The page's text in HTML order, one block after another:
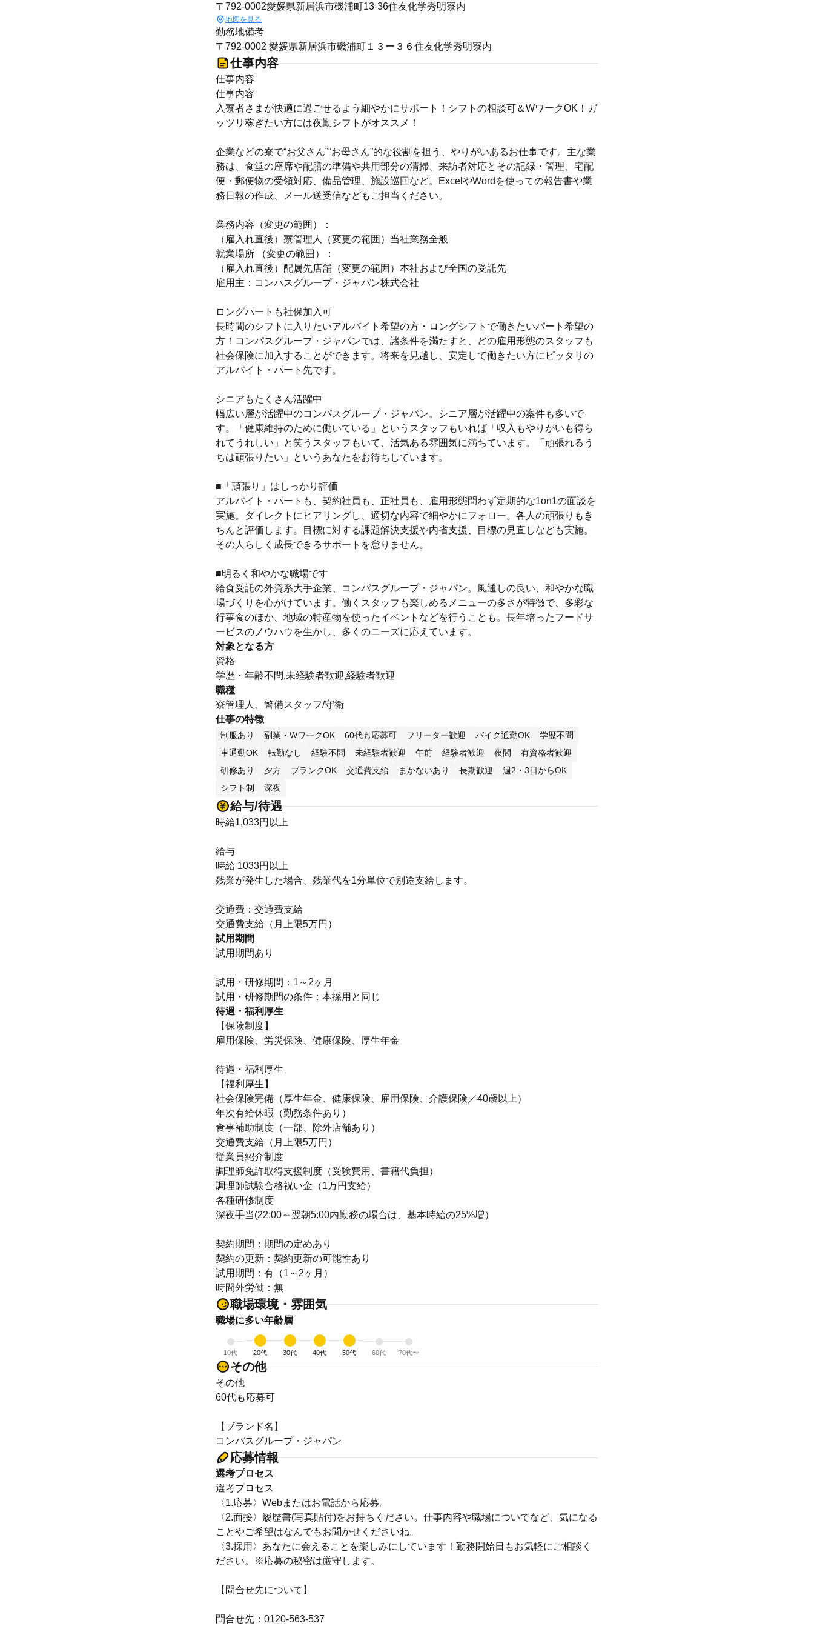
〒792-0002愛媛県新居浜市磯浦町13-36住友化学秀明寮内
地図を見る
勤務地備考
〒792-0002 愛媛県新居浜市磯浦町１３ー３６住友化学秀明寮内
仕事内容
仕事内容
仕事内容
入寮者さまが快適に過ごせるよう細やかにサポート！シフトの相談可＆WワークOK！ガ
ッツリ稼ぎたい方には夜勤シフトがオススメ！
企業などの寮で“お父さん”“お母さん”的な役割を担う、やりがいあるお仕事です。主な業
務は、食堂の座席や配膳の準備や共用部分の清掃、来訪者対応とその記録・管理、宅配
便・郵便物の受領対応、備品管理、施設巡回など。ExcelやWordを使っての報告書や業
務日報の作成、メール送受信などもご担当ください。
業務内容（変更の範囲）：
（雇入れ直後）寮管理人（変更の範囲）当社業務全般
就業場所 （変更の範囲）：
（雇入れ直後）配属先店舗（変更の範囲）本社および全国の受託先
雇用主：コンパスグループ・ジャパン株式会社
ロングパートも社保加入可
長時間のシフトに入りたいアルバイト希望の方・ロングシフトで働きたいパート希望の
方！コンパスグループ・ジャパンでは、諸条件を満たすと、どの雇用形態のスタッフも
社会保険に加入することができます。将来を見越し、安定して働きたい方にピッタリの
アルバイト・パート先です。
シニアもたくさん活躍中
幅広い層が活躍中のコンパスグループ・ジャパン。シニア層が活躍中の案件も多いで
す。「健康維持のために働いている」というスタッフもいれば「収入もやりがいも得ら
れてうれしい」と笑うスタッフもいて、活気ある雰囲気に満ちています。「頑張れるう
ちは頑張りたい」というあなたをお待ちしています。
■「頑張り」はしっかり評価
アルバイト・パートも、契約社員も、正社員も、雇用形態問わず定期的な1on1の面談を
実施。ダイレクトにヒアリングし、適切な内容で細やかにフォロー。各人の頑張りもき
ちんと評価します。目標に対する課題解決支援や内省支援、目標の見直しなども実施。
その人らしく成長できるサポートを怠りません。
■明るく和やかな職場です
給食受託の外資系大手企業、コンパスグループ・ジャパン。風通しの良い、和やかな職
場づくりを心がけています。働くスタッフも楽しめるメニューの多さが特徴で、多彩な
行事食のほか、地域の特産物を使ったイベントなどを行うことも。長年培ったフードサ
ービスのノウハウを生かし、多くのニーズに応えています。
対象となる方
資格
学歴・年齢不問,未経験者歓迎,経験者歓迎
職種
寮管理人、警備スタッフ/守衛
仕事の特徴
制服あり 副業・WワークOK 60代も応募可 フリーター歓迎 バイク通勤OK
学歴不問
車通勤OK
転勤なし 経験不問 未経験者歓迎 午前 経験者歓迎 夜間
有資格者歓迎
研修あり
夕方 ブランクOK 交通費支給 まかないあり 長期歓迎
週2・3日からOK
シフト制
深夜
給与/待遇
時給1,033円以上
給与
時給 1033円以上
残業が発生した場合、残業代を1分単位で別途支給します。
交通費：交通費支給
交通費支給（月上限5万円）
試用期間
試用期間あり
試用・研修期間：1～2ヶ月
待遇・福利厚生
【保険制度】
雇用保険、労災保険、健康保険、厚生年金
待遇・福利厚生
【福利厚生】
社会保険完備（厚生年金、健康保険、雇用保険、介護保険／40歳以上）
年次有給休暇（勤務条件あり）
食事補助制度（一部、除外店舗あり）
交通費支給（月上限5万円）
従業員紹介制度
調理師免許取得支援制度（受験費用、書籍代負担）
調理師試験合格祝い金（1万円支給）
各種研修制度
深夜手当(22:00～翌朝5:00内勤務の場合は、基本時給の25%増）
契約期間：期間の定めあり
契約の更新：契約更新の可能性あり
試用期間：有（1～2ヶ月）
時間外労働：無
職場環境・雰囲気
職場に多い年齢層
10代 20代 30代 40代 50代 60代 70代〜
その他
その他
60代も応募可
【ブランド名】
コンパスグループ・ジャパン
応募情報
選考プロセス
選考プロセス
〈1.応募〉Webまたはお電話から応募。
〈2.面接〉履歴書(写真貼付)をお持ちください。仕事内容や職場についてなど、気になる
ことやご希望はなんでもお聞かせくださいね。
〈3.採用〉あなたに会えることを楽しみにしています！勤務開始日もお気軽にご相談く
ださい。※応募の秘密は厳守します。
【問合せ先について】
問合せ先：0120-563-537